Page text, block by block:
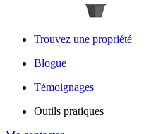
Trouvez une propriété
Blogue
Témoignages
Outils pratiques